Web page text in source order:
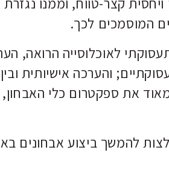
קצר-טווח, וממנו
המוסמכים לכך.
לאוכלוסייה הרואה,
והערכה אישיותית ובין
מאוד את ספקטרום כלי האבחון,
להמשך ביצוע אבחונים